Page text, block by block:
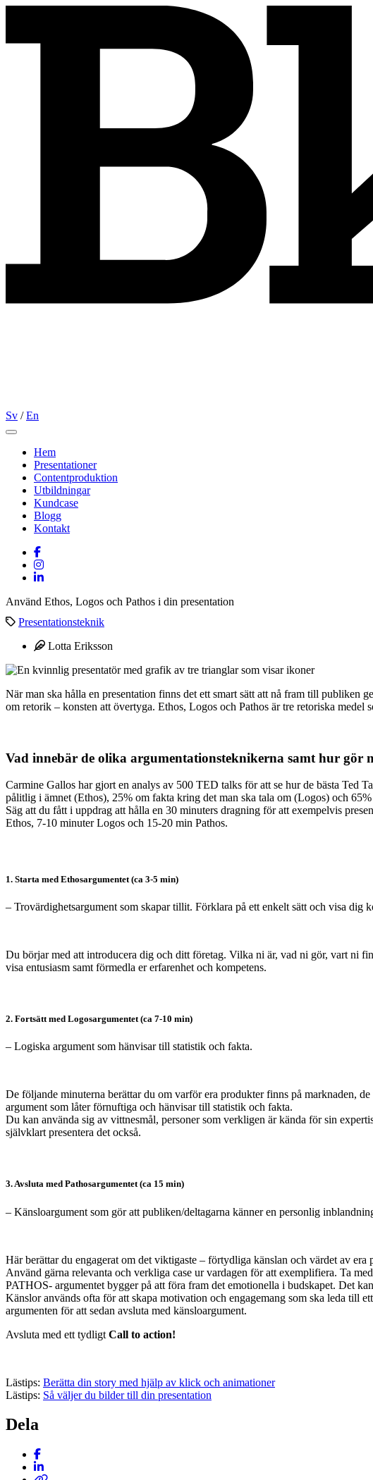
Sv / En
Open main menu
Hem
Presentationer
Contentproduktion
Utbildningar
Kundcase
Blogg
Kontakt
Använd Ethos, Logos och Pathos i din presentation
Presentationsteknik
Lotta Eriksson
När man ska hålla en presentation finns det ett smart sätt att nå fram till publiken
om retorik – konsten att övertyga. Ethos, Logos och Pathos är tre retoriska
Vad innebär de olika argumentationsteknikerna samt hur gör
Carmine Gallos har gjort en analys av 500 TED talks för att se hur de bästa Ted
pålitlig i ämnet (Ethos), 25% om fakta kring det man ska tala om (Logos) och 65%
Säg att du fått i uppdrag att hålla en 30 minuters dragning för att exempelvis
Ethos, 7-10 minuter Logos och 15-20 min Pathos.
1. Starta med Ethosargumentet (ca 3-5 min)
– Trovärdighetsargument som skapar tillit. Förklara på ett enkelt sätt och visa dig
Du börjar med att introducera dig och ditt företag. Vilka ni är, vad ni gör, vart ni
visa entusiasm samt förmedla er erfarenhet och kompetens.
2. Fortsätt med Logosargumentet (ca 7-10 min)
– Logiska argument som hänvisar till statistik och fakta.
De följande minuterna berättar du om varför era produkter finns på marknaden,
argument som låter förnuftiga och hänvisar till statistik och fakta.
Du kan använda sig av vittnesmål, personer som verkligen är kända för sin
självklart presentera det också.
3. Avsluta med Pathosargumentet (ca 15 min)
– Känsloargument som gör att publiken/deltagarna känner en personlig
Här berättar du engagerat om det viktigaste – förtydliga känslan och värdet av
Använd gärna relevanta och verkliga case ur vardagen för att exemplifiera. Ta
PATHOS- argumentet bygger på att föra fram det emotionella i budskapet. Det
Känslor används ofta för att skapa motivation och engagemang som ska leda till
argumenten för att sedan avsluta med känsloargument.
Avsluta med ett tydligt Call to action!
Lästips: Berätta din story med hjälp av klick och animationer
Lästips: Så väljer du bilder till din presentation
Dela